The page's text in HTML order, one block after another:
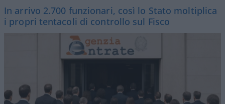
In arrivo 2.700 funzionari, così lo Stato moltiplica
i propri tentacoli di controllo sul Fisco